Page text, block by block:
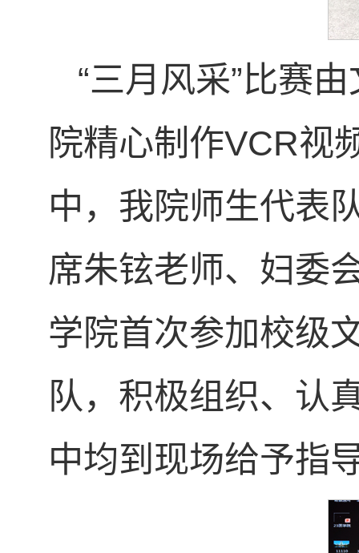
“三月风采”比赛
院精心制作VCR视
中，我院师生代表
席朱铉老师、妇委
学院首次参加校级
队，积极组织、认
中均到现场给予指